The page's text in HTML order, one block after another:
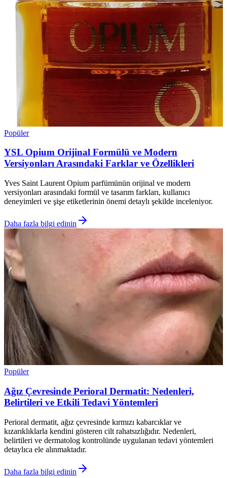
Popüler
YSL Opium Orijinal Formülü ve Modern
Versiyonları Arasındaki Farklar ve Özellikleri
Yves Saint Laurent Opium parfümünün orijinal ve modern
versiyonları arasındaki formül ve tasarım farkları, kullanıcı
deneyimleri ve şişe etiketlerinin önemi detaylı şekilde inceleniyor.
Daha fazla bilgi edinin
Popüler
Ağız Çevresinde Perioral Dermatit: Nedenleri,
Belirtileri ve Etkili Tedavi Yöntemleri
Perioral dermatit, ağız çevresinde kırmızı kabarcıklar ve
kızarıklıklarla kendini gösteren cilt rahatsızlığıdır. Nedenleri,
belirtileri ve dermatolog kontrolünde uygulanan tedavi yöntemleri
detaylıca ele alınmaktadır.
Daha fazla bilgi edinin